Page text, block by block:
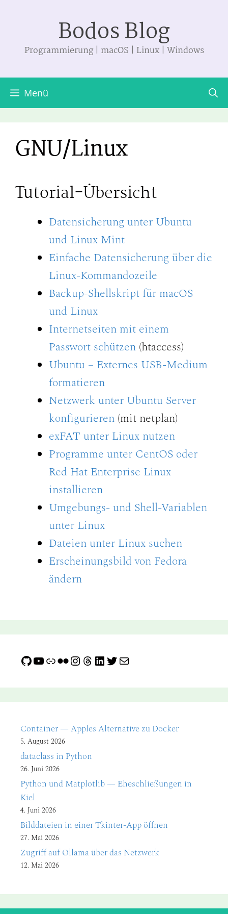
springen
Bodos Blog
Programmierung | macOS | Linux | Windows
Menü
GNU/Linux
Tutorial-Übersicht
Datensicherung unter Ubuntu
und Linux Mint
Einfache Datensicherung über die
Linux-Kommandozeile
Backup-Shellskript für macOS
und Linux
Internetseiten mit einem
Passwort schützen (htaccess)
Ubuntu – Externes USB-Medium
formatieren
Netzwerk unter Ubuntu Server
konfigurieren (mit netplan)
exFAT unter Linux nutzen
Programme unter CentOS oder
Red Hat Enterprise Linux
installieren
Umgebungs- und Shell-Variablen
unter Linux
Dateien unter Linux suchen
Erscheinungsbild von Fedora
ändern
GitHub
YouTube
LinkFlickr
Instagram
Threads
LinkedIn
Twitter
E-Mail
Container — Apples Alternative zu Docker
5. August 2026
dataclass in Python
26. Juni 2026
Python und Matplotlib — Eheschließungen in
Kiel
4. Juni 2026
Bilddateien in einer Tkinter-App öffnen
27. Mai 2026
Zugriff auf Ollama über das Netzwerk
12. Mai 2026